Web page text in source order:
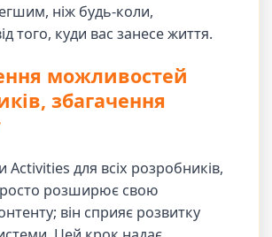
ніж будь-коли,
того, куди вас занесе життя.
можливостей
збагачення
Activities для всіх розробників,
розширює свою
він сприяє розвитку